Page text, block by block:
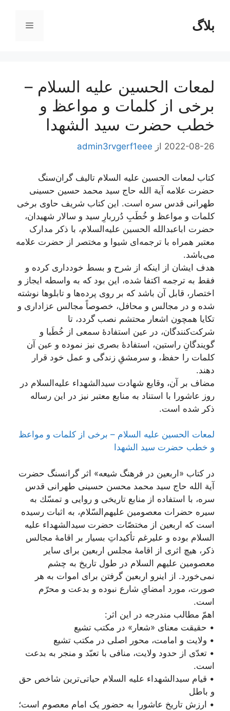
محتوابلاگ فهرست
لمعات الحسین علیه السلام –
برخی از کلمات و مواعظ و
خطب حضرت سید الشهدا
2022-08-26 از admin3rvgerf1eee
کتاب لمعات الحسین علیه السلام تالیف گران‌سنگ
حضرت علامه آیة الله حاج سید محمد حسین حسینی
طهرانی قدس سره است. این کتاب شریف حاوی برخی
کلمات و مواعظ و خُطَبِ دُرربارِ سید و سالار شهیدان،
حضرت اباعبدالله الحسین علیه‌السلام، با ذکر مدارک
معتبر همراه با ترجمه‌ای شیوا و مختصر از حضرت علامه
می‌باشد.
هدف ایشان از اینکه از شرح و بسط خودداری کرده و
فقط به ترجمه اکتفا شده، این بود كه به واسطه ايجاز و
اختصار، قابل آن باشد كه بر روى پرده‏‌ها و تابلوها نوشته
شده و در مجالس و محافل، خصوصاً مجالس عزاداری و
تکایا همچون اشعار محتشم نصب گردد، تا
شرکت‌کنندگان، در عین استفادۀ سمعی از خُطَبا و
گویندگانِ راستین، استفادۀ بصری نیز نموده و عین آن
کلمات را حفظ، و سرمشقِ زندگی و عمل خود قرار
دهند.
مضاف بر آن، وقایع شهادت سیدالشهداء علیه‌السلام در
روز عاشورا با استناد به منابع معتبر نیز در این رساله
ذکر شده است.
لمعات الحسین علیه السلام – برخی از کلمات و مواعظ
و خطب حضرت سید الشهدا
در کتاب «اربعین در فرهنگ شیعه» اثر گرانسنگ حضرت
آیة الله حاج سید محمد محسن حسینی طهرانی قدس
سره، با استفاده از منابع تاريخى و روايى و تمسّك به
سيره حضرات معصومين عليهم‌‏السّلام، به اثبات رسیده
است که اربعین از مختصّات حضرت سیدالشهداء علیه
السلام بوده و علیرغم تأکیداتِ بسیار بر اقامۀ مجالس
ذکر، هیچ اثری از اقامۀ مجلس اربعین براى ساير
معصومین علیهم السلام در طول تاریخ به چشم
نمى‌‏خورد. از اینرو اربعين گرفتن براى اموات به هر
صورت، مورد امضایِ شارع نبوده و بدعت و محرّم
است.
اهمّ مطالب مندرجه در این اثر:
• حقیقت معنای «شعار» در مکتب تشیع
• ولایت و امامت، محور اصلی در مکتب تشیع
• تعدّی از حدود ولایت، منافی با تعبّد و منجر به بدعت
است.
• قیام سیدالشهداء علیه السلام حیاتی‌ترین شاخص حق
و باطل
• ارزش تاریخ عاشورا به حضور یک امام معصوم است؛